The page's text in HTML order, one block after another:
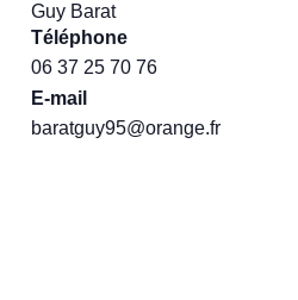
Guy Barat
Téléphone
06 37 25 70 76
E-mail
baratguy95@orange.fr